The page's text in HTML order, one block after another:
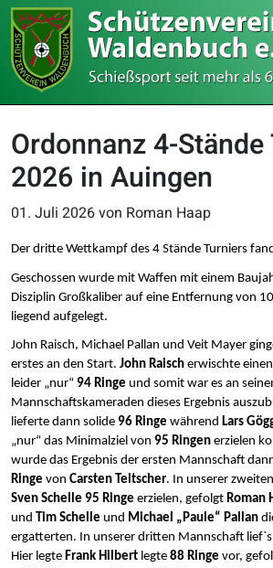
Ordonnanz 4-
2026 in Auingen
01. Juli 2026von Roman Haap
Der dritte Wettkampf des 4 Stände Turniers
Geschossen wurde mit Waffen mit einem
Disziplin Großkaliber auf eine Entfernung von
liegend aufgelegt.
John Raisch, Michael Pallan und Veit Mayer
erstes an den Start. John Raisch erwischte
leider „nur“ 94 Ringe und somit war es an
Mannschaftskameraden dieses Ergebnis
lieferte dann solide 96 Ringe während Lars
„nur“ das Minimalziel von 95 Ringen erzielen
wurde das Ergebnis der ersten Mannschaft
Ringe von Carsten Teltscher. In unserer
Sven Schelle 95 Ringe erzielen, gefolgt Roman
und Tim Schelle und Michael „Paule“ Pallan
ergatterten. In unserer dritten Mannschaft
Hier legte Frank Hilbert legte 88 Ringe vor,